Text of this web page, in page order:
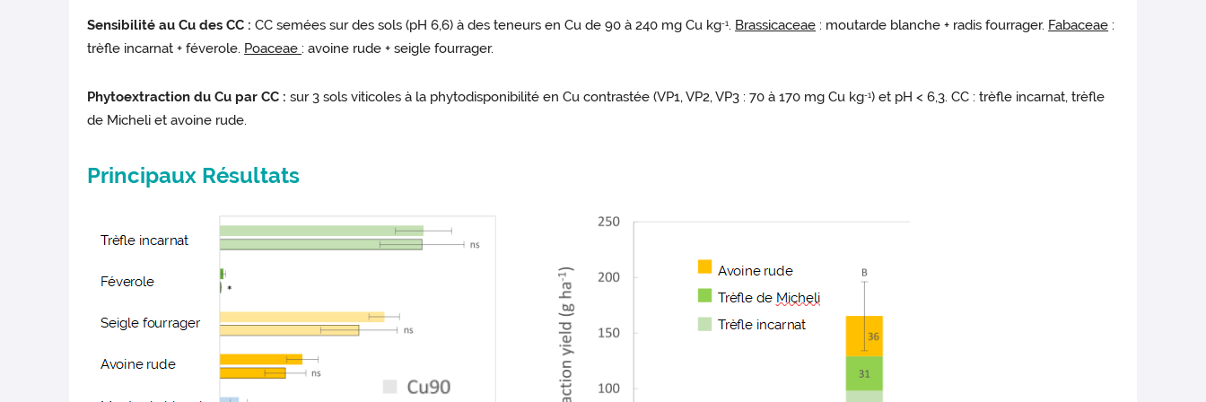
Sensibilité au Cu des CC :CC semées sur des sols (pH 6,6) à des teneurs en Cu de 90 à 240 mg Cu kg-1 . Brassicaceae : moutarde blanche + radis fourrager. Fabaceae :
trèfle incarnat + féverole. Poaceae : avoine rude + seigle fourrager.
Phytoextraction du Cu par CC :sur 3 sols viticoles à la phytodisponibilité en Cu contrastée (VP1, VP2, VP3 : 70 à 170 mg Cu kg-1) et pH < 6,3. CC : trèfle incarnat, trèfle
de Micheli et avoine rude.
Principaux Résultats